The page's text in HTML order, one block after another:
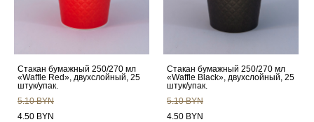
Стакан бумажный 250/270 мл
«Waffle Red», двухслойный, 25
штук/упак.
5.10 BYN
4.50 BYN
Стакан бумажный 250/270 мл
«Waffle Black», двухслойный, 25
штук/упак.
5.10 BYN
4.50 BYN